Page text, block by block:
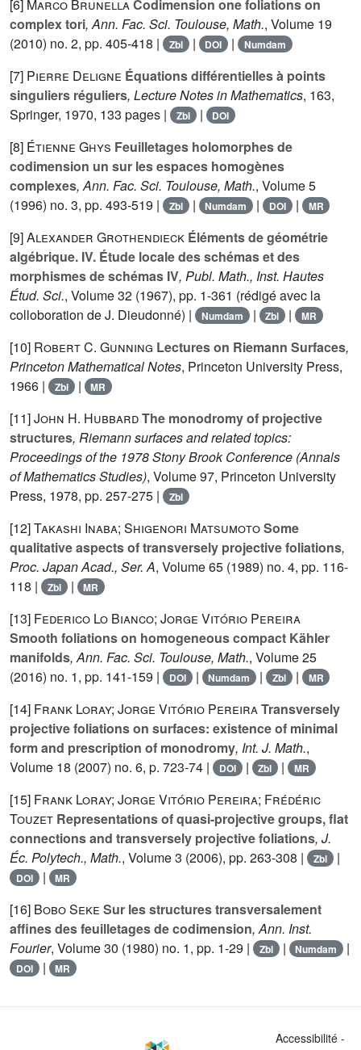
[6] Marco BrunellaCodimension one foliations on
complex tori, Ann. Fac. Sci. Toulouse, Math., Volume 19
(2010) no. 2, pp. 405-418 |
Zbl | DOI | Numdam
[7] Pierre Deligne Équations différentielles à points
singuliers réguliers, Lecture Notes in Mathematics, 163,
Springer, 1970, 133 pages |
Zbl | DOI
[8] Étienne Ghys Feuilletages holomorphes de
codimension un sur les espaces homogènes
complexes, Ann. Fac. Sci. Toulouse, Math., Volume 5
(1996) no. 3, pp. 493-519 |
Zbl | Numdam | DOI | MR
[9]Alexander Grothendieck Éléments de géométrie
algébrique. IV. Étude locale des schémas et des
morphismes de schémas IV, Publ. Math., Inst. Hautes
Étud. Sci., Volume 32 (1967), pp. 1-361 (rédigé avec la
colloboration de J. Dieudonné) |
Numdam | Zbl | MR
[10] Robert C. Gunning Lectures on Riemann Surfaces,
Princeton Mathematical Notes, Princeton University Press,
1966 |
Zbl | MR
[11]John H. HubbardThe monodromy of projective
structures, Riemann surfaces and related topics:
Proceedings of the 1978 Stony Brook Conference (Annals
of Mathematics Studies), Volume 97, Princeton University
Press, 1978, pp. 257-275 |
Zbl
[12]Takashi Inaba; Shigenori MatsumotoSome
qualitative aspects of transversely projective foliations,
Proc. Japan Acad., Ser. A, Volume 65 (1989) no. 4, pp. 116-
118 |
Zbl | MR
[13] Federico Lo Bianco; Jorge Vitório Pereira
Smooth foliations on homogeneous compact Kähler
manifolds, Ann. Fac. Sci. Toulouse, Math., Volume 25
(2016) no. 1, pp. 141-159 |
DOI | Numdam | Zbl | MR
[14] Frank Loray; Jorge Vitório PereiraTransversely
projective foliations on surfaces: existence of minimal
form and prescription of monodromy, Int. J. Math.,
Volume 18 (2007) no. 6, p. 723-74 | DOI | Zbl | MR
[15] Frank Loray; Jorge Vitório Pereira; Frédéric
Touzet Representations of quasi-projective groups, flat
connections and transversely projective foliations, J.
Éc. Polytech., Math., Volume 3 (2006), pp. 263-308 | Zbl |
DOI | MR
[16] Bobo Seke Sur les structures transversalement
affines des feuilletages de codimension, Ann. Inst.
Fourier, Volume 30 (1980) no. 1, pp. 1-29 | Zbl | Numdam |
DOI | MR
Accessibilité -